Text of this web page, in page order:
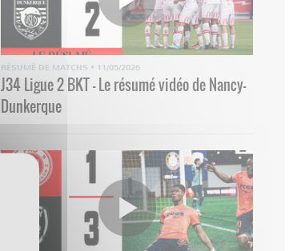
RÉSUMÉ DE MATCHS • 11/05/2026
J34 Ligue 2 BKT - Le résumé vidéo de Nancy-
Dunkerque